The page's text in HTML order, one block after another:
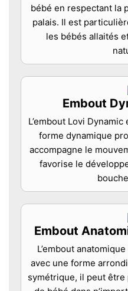
bébé en respectant la
palais. Il est
les bébés allaités
Embout
L’embout Lovi
forme dynamique
accompagne le
favorise le
Embout
L’embout
avec une forme
symétrique, il peut